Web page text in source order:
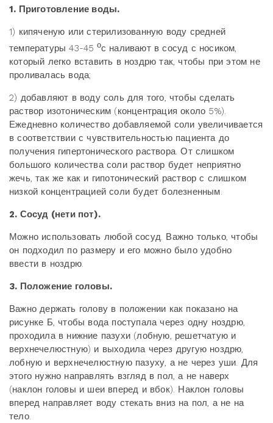
1. Приготовление воды.
1) кипяченую или стерилизованную воду средней
температуры 43-45 ос наливают в сосуд с носиком,
который легко вставить в ноздрю так, чтобы при этом не
проливалась вода;
2) добавляют в воду соль для того, чтобы сделать
раствор изотоническим (концентрация около 5%).
Ежедневно количество добавляемой соли увеличивается
в соответствии с чувствительностью пациента до
получения гипертонического раствора. От слишком
большого количества соли раствор будет неприятно
жечь, так же как и гипотонический раствор с слишком
низкой концентрацией соли будет болезненным.
2. Сосуд (нети пот).
Можно использовать любой сосуд. Важно только, чтобы
он подходил по размеру и его можно было удобно
ввести в ноздрю.
3. Положение головы.
Важно держать голову в положении как показано на
рисунке Б, чтобы вода поступала через одну ноздрю,
проходила в нижние пазухи (лобную, решетчатую и
верхнечелюстную) и выходила через другую ноздрю,
лобную и верхнечелюстную пазуху, а не через уши. Для
этого нужно направлять взгляд в пол, а не наверх
(наклон головы и шеи вперед и вбок). Наклон головы
вперед направляет воду стекать вниз на пол, а не на
тело.